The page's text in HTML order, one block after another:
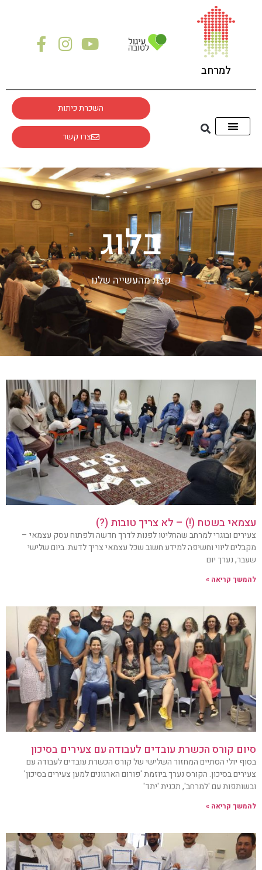
למרחב
השכרת כיתות
צרו קשר
בלוג
קצת מהעשייה שלנו
עצמאי בשטח (!) – לא צריך טובות (?)
צעירים ובוגרי למרחב שהחליטו לפנות לדרך חדשה ולפתוח עסק עצמאי –
מקבלים ליווי וחשיפה למידע חשוב שכל עצמאי צריך לדעת. ביום שלישי
שעבר, נערך יום
להמשך קריאה »
סיום קורס הכשרת עובדים לעבודה עם צעירים בסיכון
בסוף יולי הסתיים המחזור השלישי של קורס הכשרת עובדים לעבודה עם
צעירים בסיכון. הקורס נערך ביוזמת 'פורום הארגונים למען צעירים בסיכון'
ובשותפות עם 'למרחב', תכנית 'יתד'
להמשך קריאה »